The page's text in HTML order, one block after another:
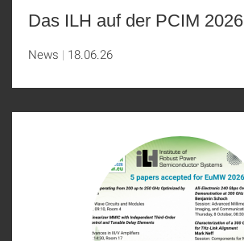
Das ILH auf der PCIM 2026
News 18.06.26